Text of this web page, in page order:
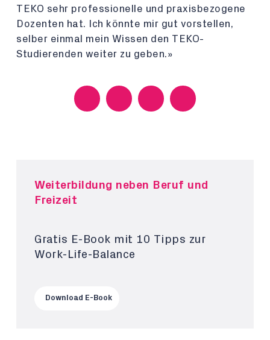
TEKO sehr professionelle und praxisbezogene
Dozenten hat. Ich könnte mir gut vorstellen,
selber einmal mein Wissen den TEKO-
Studierenden weiter zu geben.»
Weiterbildung neben Beruf und
Freizeit
Gratis E-Book mit 10 Tipps zur
Work-Life-Balance
Download E-Book